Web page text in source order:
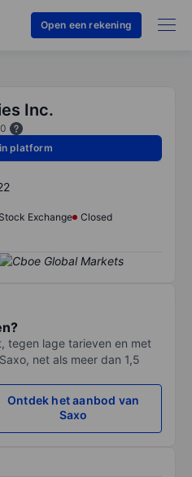
Open een rekening
Inc.
platform
Exchange
Closed
tegen lage tarieven en met
net als meer dan 1,5
Ontdek het aanbod van
Saxo